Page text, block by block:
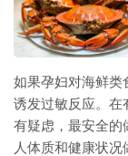
如果孕妇对海鲜类
诱发过敏反应。在
有疑虑，最安全的
人体质和健康状况